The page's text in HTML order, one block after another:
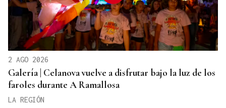
2 AGO 2026
Galería | Celanova vuelve a disfrutar bajo la luz de los
faroles durante A Ramallosa
LA REGIÓN